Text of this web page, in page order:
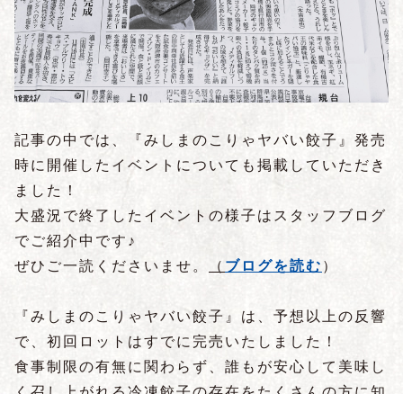
記事の中では、『みしまのこりゃヤバい餃子』発売
時に開催したイベントについても掲載していただき
ました！
大盛況で終了したイベントの様子はスタッフブログ
でご紹介中です♪
ぜひご一読くださいませ。
（ ブログを読む ）
『みしまのこりゃヤバい餃子』は、予想以上の反響
で、初回ロットはすでに完売いたしました！
食事制限の有無に関わらず、誰もが安心して美味し